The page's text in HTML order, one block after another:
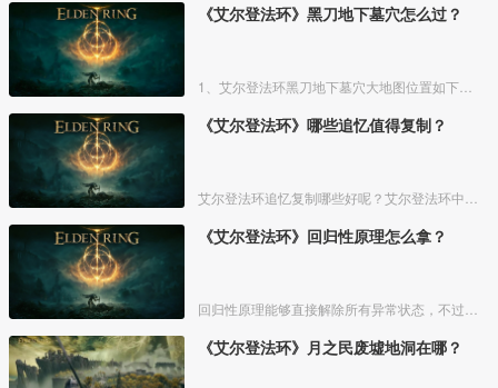
《艾尔登法环》黑刀地下墓穴怎么过？
《艾尔登法环》哪些追忆值得复制？
《艾尔登法环》回归性原理怎么拿？
《艾尔登法环》月之民废墟地洞在哪？